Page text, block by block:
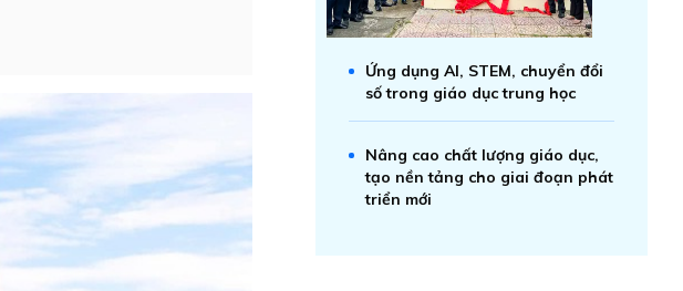
Ứng dụng AI, STEM, chuyển đổi
số trong giáo dục trung học
Nâng cao chất lượng giáo dục,
tạo nền tảng cho giai đoạn phát
triển mới